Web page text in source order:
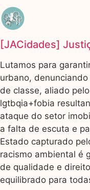
[JACidades]
Lutamos para
urbano,
de classe, aliado
lgtbqia+fobia
ataque do setor
a falta de escuta e
Estado capturado
racismo ambiental é
de qualidade e
equilibrado para